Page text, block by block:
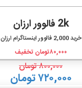
2k فالوور ارزان
خرید2,000 فالوور اینستاگرام ارزان
۸۰,۰۰۰تومان تخفیف
۸۰۰,۰۰۰تومان
۷۲۰,۰۰۰ تومان